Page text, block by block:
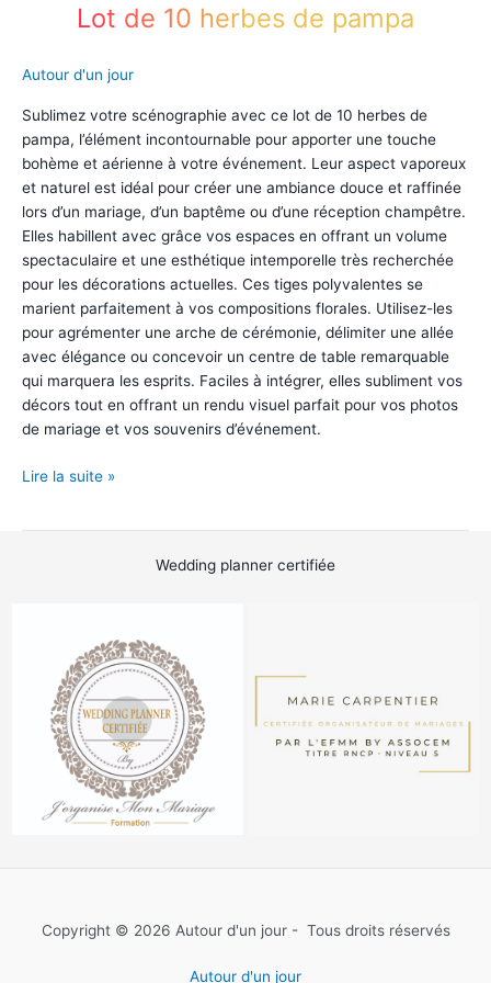
Lot de 10 herbes de pampa
Autour d'un jour
Sublimez votre scénographie avec ce lot de 10 herbes de
pampa, l’élément incontournable pour apporter une touche
bohème et aérienne à votre événement. Leur aspect vaporeux
et naturel est idéal pour créer une ambiance douce et raffinée
lors d’un mariage, d’un baptême ou d’une réception champêtre.
Elles habillent avec grâce vos espaces en offrant un volume
spectaculaire et une esthétique intemporelle très recherchée
pour les décorations actuelles. Ces tiges polyvalentes se
marient parfaitement à vos compositions florales. Utilisez-les
pour agrémenter une arche de cérémonie, délimiter une allée
avec élégance ou concevoir un centre de table remarquable
qui marquera les esprits. Faciles à intégrer, elles subliment vos
décors tout en offrant un rendu visuel parfait pour vos photos
de mariage et vos souvenirs d’événement.
Lot
Lire la suite »
Wedding planner certifiée
Copyright © 2026 Autour d'un jour - Tous droits réservés
Autour d'un jour